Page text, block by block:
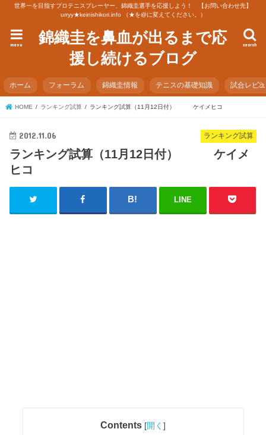
世界一を目指すプロテニスプレーヤー、錦織圭選手を応援しよう！ 【お問い合わせ先】
urryy★keinishikori.info （★を@に変えてください。）
錦織圭を鼻血が出るまで応
援し続けるブログ
search
menu
ホーム フォーラム 錦織圭情報 テニスの基礎知識 試合レビ
HOME ランキング試算 ランキング試算（11月12日付） ケイメヒコ
ランキング試算
2012.11.06
ランキング試算（11月12日付） ケイメ
ヒコ
LINE
Contents [開く ]